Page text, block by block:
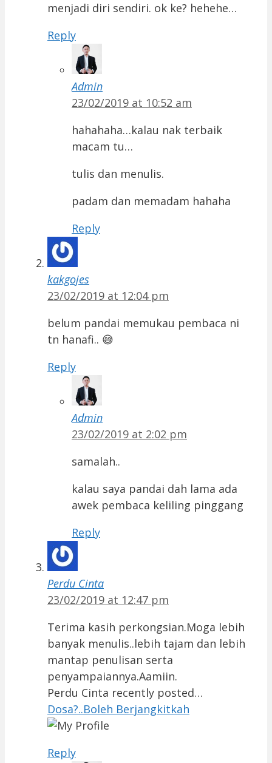
menjadi diri sendiri. ok ke? hehehe…
Reply
Admin
23/02/2019 at 10:52 am
hahahaha…kalau nak terbaik
macam tu…
tulis dan menulis.
padam dan memadam hahaha
Reply
kakgojes
23/02/2019 at 12:04 pm
belum pandai memukau pembaca ni
tn hanafi.. 😅
Reply
Admin
23/02/2019 at 2:02 pm
samalah..
kalau saya pandai dah lama ada
awek pembaca keliling pinggang
Reply
Perdu Cinta
23/02/2019 at 12:47 pm
Terima kasih perkongsian.Moga lebih
banyak menulis..lebih tajam dan lebih
mantap penulisan serta
penyampaiannya.Aamiin.
Perdu Cinta recently posted…
Dosa?..Boleh Berjangkitkah
Reply